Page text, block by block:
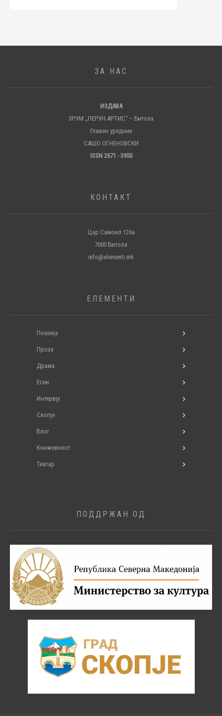
ЗА НАС
ИЗДАВА
ЗРУМ „ПЕРУН АРТИС“ – Битола
Главен уредник
САШО ОГНЕНОВСКИ
ISSN 2671 - 3950
КОНТАКТ
Цар Самоил 126а
7000 Битола
info@elementi.mk
ЕЛЕМЕНТИ
Поезија
Проза
Драма
Есеи
Интервју
Скопје
Блог
Книжевност
Театар
ПОДДРЖАН ОД